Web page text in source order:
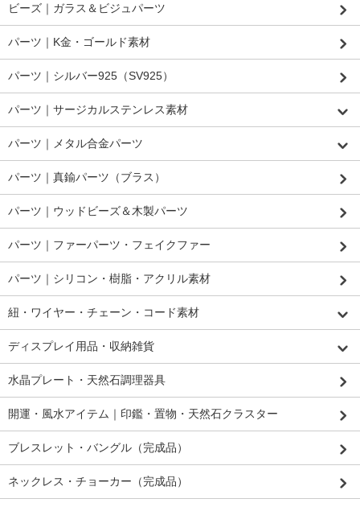
ビーズ｜ガラス＆ビジュパーツ
パーツ｜K金・ゴールド素材
パーツ｜シルバー925（SV925）
パーツ｜サージカルステンレス素材
パーツ｜メタル合金パーツ
パーツ｜真鍮パーツ（ブラス）
パーツ｜ウッドビーズ＆木製パーツ
パーツ｜ファーパーツ・フェイクファー
パーツ｜シリコン・樹脂・アクリル素材
紐・ワイヤー・チェーン・コード素材
ディスプレイ用品・収納雑貨
水晶プレート・天然石調理器具
開運・風水アイテム｜印鑑・置物・天然石クラスター
ブレスレット・バングル（完成品）
ネックレス・チョーカー（完成品）